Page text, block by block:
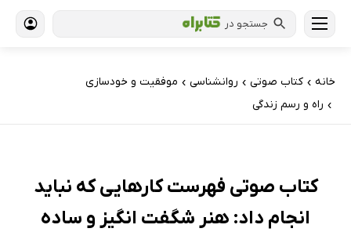
جستجو در
خانه › کتاب‌ صوتی › روانشناسی › موفقیت و خودسازی
› راه و رسم زندگی
کتاب صوتی فهرست کارهایی که نباید
انجام داد: هنر شگفت انگیز و ساده